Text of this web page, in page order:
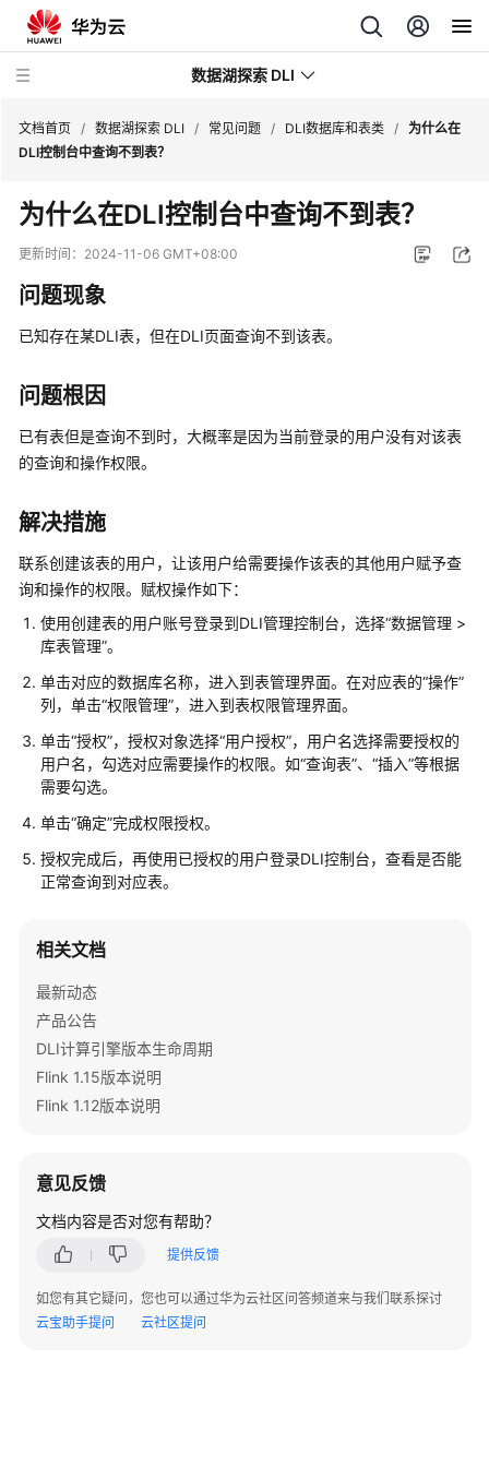
数据湖探索 DLI
最
新
动
务
告
产
品
绍
计
费
说
明
快
速
入
门
户
指
南
佳
践
开
发
指
语
参
API
参
文档首页 / 数据湖探索 DLI / 常见问题 / DLI数据库和表类 / 为什么在
DLI控制台中查询不到表？
为什么在DLI控制台中查询不到表？
更新时间： 2024-11-06 GMT+08:00
问题现象
已知存在某DLI表，但在DLI页面查询不到该表。
问题根因
已有表但是查询不到时，大概率是因为当前登录的用户没有对该表
的查询和操作权限。
解决措施
联系创建该表的用户，让该用户给需要操作该表的其他用户赋予查
询和操作的权限。赋权操作如下：
使用创建表的用户账号登录到DLI管理控制台，选择“数据管理 >
库表管理”。
单击对应的数据库名称，进入到表管理界面。在对应表的“操作”
列，单击“权限管理”，进入到表权限管理界面。
单击“授权”，授权对象选择“用户授权”，用户名选择需要授权的
用户名，勾选对应需要操作的权限。如“查询表”、“插入”等根据
需要勾选。
单击“确定”完成权限授权。
授权完成后，再使用已授权的用户登录DLI控制台，查看是否能
正常查询到对应表。
相关文档
最新动态
产品公告
DLI计算引擎版本生命周期
Flink 1.15版本说明
Flink 1.12版本说明
意见反馈
文档内容是否对您有帮助？
提供反馈
如您有其它疑问，您也可以通过华为云社区问答频道来与我们联系探讨
云宝助手提问
云社区提问